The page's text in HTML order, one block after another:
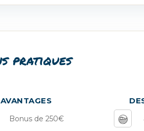
pratiques
AVANTAGES
Bonus de 250€